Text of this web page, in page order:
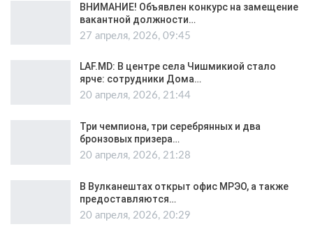
ВНИМАНИЕ! Объявлен конкурс на замещение
вакантной должности…
27 апреля, 2026, 09:45
LAF.MD: В центре села Чишмикиой стало
ярче: сотрудники Дома…
20 апреля, 2026, 21:44
Три чемпиона, три серебрянных и два
бронзовых призера…
20 апреля, 2026, 21:28
В Вулканештах открыт офис МРЭО, а также
предоставляются…
20 апреля, 2026, 20:29